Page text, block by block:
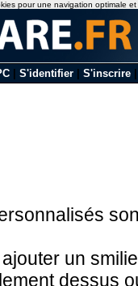
S'identifier S'inscrire
un
dessus
pour une navigation optimale